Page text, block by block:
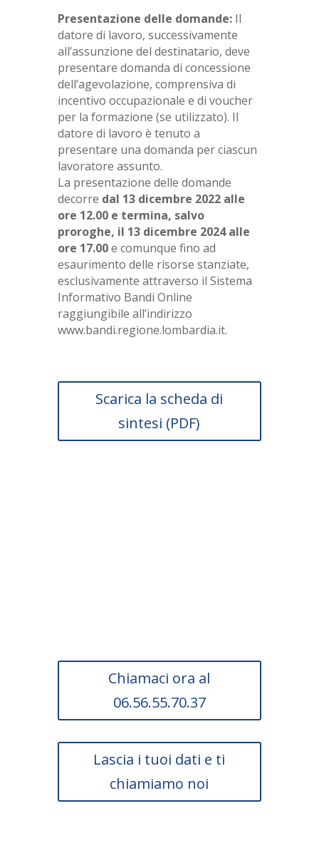
Presentazione delle domande: Il
datore di lavoro, successivamente
all’assunzione del destinatario, deve
presentare domanda di concessione
dell’agevolazione, comprensiva di
incentivo occupazionale e di voucher
per la formazione (se utilizzato). Il
datore di lavoro è tenuto a
presentare una domanda per ciascun
lavoratore assunto.
La presentazione delle domande
decorre dal 13 dicembre 2022 alle
ore 12.00 e termina, salvo
proroghe, il 13 dicembre 2024 alle
ore 17.00e comunque fino ad
esaurimento delle risorse stanziate,
esclusivamente attraverso il Sistema
Informativo Bandi Online
raggiungibile all’indirizzo
www.bandi.regione.lombardia.it.
Scarica la scheda di
sintesi (PDF)
Chiamaci ora al
06.56.55.70.37
Lascia i tuoi dati e ti
chiamiamo noi